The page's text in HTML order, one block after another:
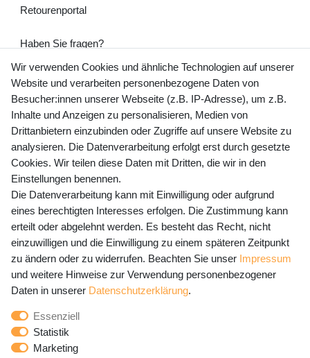
Retourenportal
Haben Sie fragen?
+49 (0) 35243 460 400
Mo-Fr 9-15 Uhr
shop@banjado.com
Preisangaben inkl. gesetzl. MwSt. und zzgl. Service- und
Versandkosten
Newsletter Anmeldung - Keine Angebote
mehr verpassen!
E-MAIL **
Newsletter
Honig
Hiermit bestätige ich, dass ich die
gelesen habe. Meine Einwilligung kann ich jederzeit
widerrufen.**
Wir verwenden Cookies und ähnliche Technologien auf unserer
Website und verarbeiten personenbezogene Daten von
Besucher:innen unserer Webseite (z.B. IP-Adresse), um z.B.
Inhalte und Anzeigen zu personalisieren, Medien von
Drittanbietern einzubinden oder Zugriffe auf unsere Website zu
analysieren. Die Datenverarbeitung erfolgt erst durch gesetzte
Cookies. Wir teilen diese Daten mit Dritten, die wir in den
Einstellungen benennen.
Die Datenverarbeitung kann mit Einwilligung oder aufgrund
eines berechtigten Interesses erfolgen. Die Zustimmung kann
erteilt oder abgelehnt werden. Es besteht das Recht, nicht
einzuwilligen und die Einwilligung zu einem späteren Zeitpunkt
zu ändern oder zu widerrufen. Beachten Sie unser Impressum
und weitere Hinweise zur Verwendung personenbezogener
Daten in unserer Daten­schutz­erklärung.
Essenziell
Statistik
Marketing